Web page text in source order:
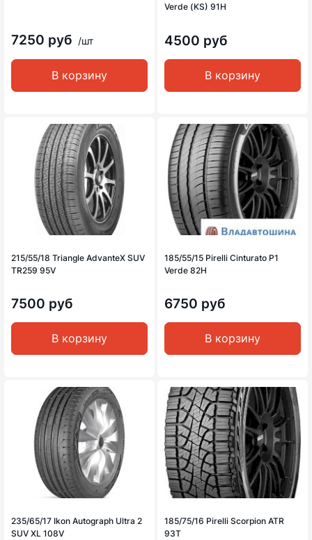
7250 руб /шт
В корзину
Verde (KS) 91H
4500 руб
В корзину
215/55/18 Triangle AdvanteX SUV
TR259 95V
7500 руб
В корзину
185/55/15 Pirelli Cinturato P1
Verde 82H
6750 руб
В корзину
235/65/17 Ikon Autograph Ultra 2
SUV XL 108V
185/75/16 Pirelli Scorpion ATR
93T